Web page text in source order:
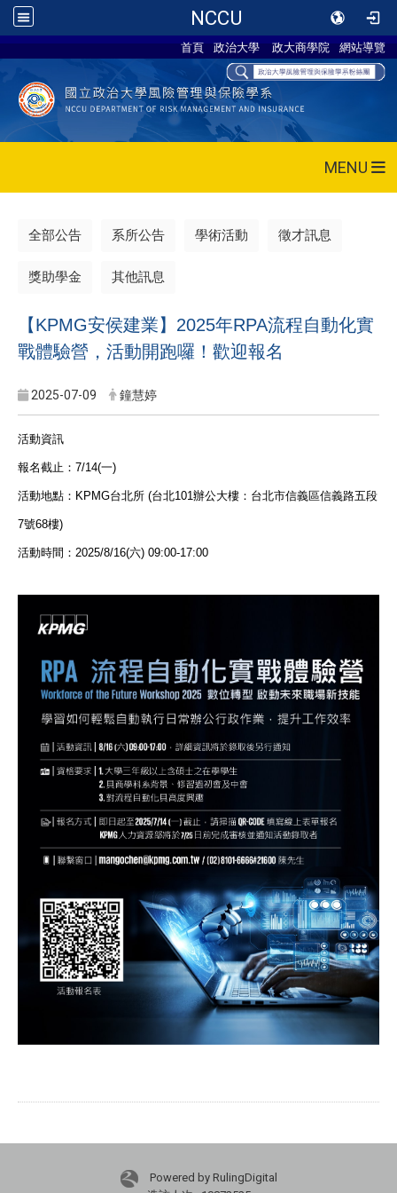
NCCU
首頁 政治大學 政大商學院 網站導覽
MENU
全部公告 系所公告 學術活動 徵才訊息
獎助學金 其他訊息
【KPMG安侯建業】2025年RPA流程自動化實
戰體驗營，活動開跑囉！歡迎報名
2025-07-09 鐘慧婷
活動資訊
報名截止：7/14(一)
活動地點：KPMG台北所 (台北101辦公大樓：台北市信義區信義路五段
7號68樓)
活動時間：2025/8/16(六) 09:00-17:00
Powered by RulingDigital